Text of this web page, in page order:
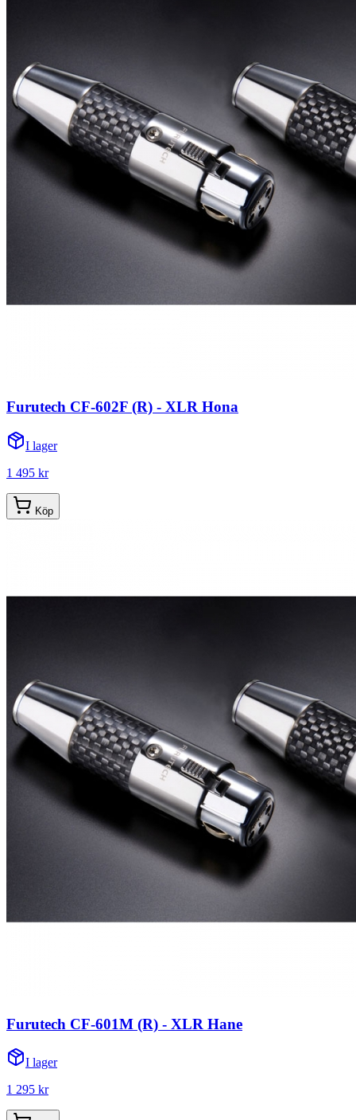
Furutech CF-602F (R) - XLR Hona
I lager
1 495 kr
Köp
Furutech CF-601M (R) - XLR Hane
I lager
1 295 kr